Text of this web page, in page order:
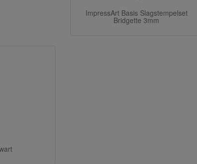
ImpressArt Basis Slagstempelset
Bridgette 3mm